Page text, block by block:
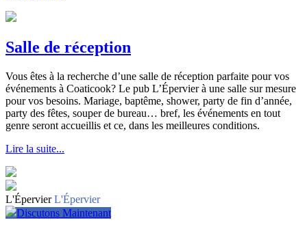
Salle de réception
Vous êtes à la recherche d’une salle de réception parfaite pour vos
événements à Coaticook? Le pub L’Épervier à une salle sur mesure
pour vos besoins. Mariage, baptême, shower, party de fin d’année,
party des fêtes, souper de bureau… bref, les événements en tout
genre seront accueillis et ce, dans les meilleures conditions.
Lire la suite...
L'Épervier L'Épervier
Discutons Maintenant